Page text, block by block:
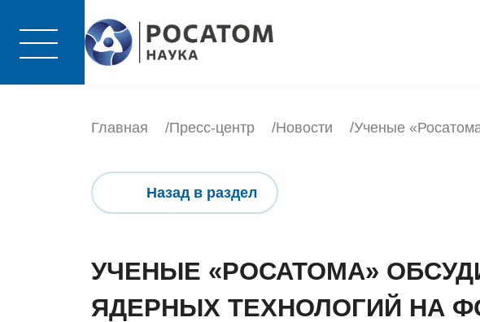
Главная Пресс-центр Новости Ученые
Назад в раздел
УЧЕНЫЕ «РОСАТОМА»
ЯДЕРНЫХ ТЕХНОЛОГИЙ НА